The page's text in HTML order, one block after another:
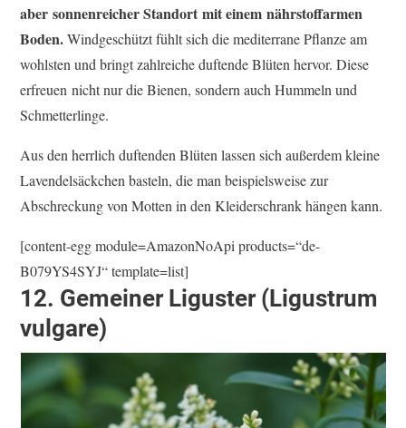
aber sonnenreicher Standort mit einem nährstoffarmen
Boden.Windgeschützt fühlt sich die mediterrane Pflanze am
wohlsten und bringt zahlreiche duftende Blüten hervor. Diese
erfreuen nicht nur die Bienen, sondern auch Hummeln und
Schmetterlinge.
Aus den herrlich duftenden Blüten lassen sich außerdem kleine
Lavendelsäckchen basteln, die man beispielsweise zur
Abschreckung von Motten in den Kleiderschrank hängen kann.
[content-egg module=AmazonNoApi products=“de-
B079YS4SYJ“ template=list]
12. Gemeiner Liguster (Ligustrum
vulgare)